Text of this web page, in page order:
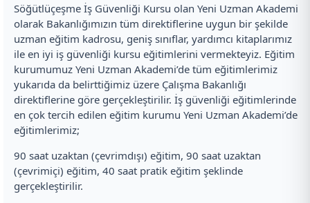
Söğütlüçeşme İş Güvenliği Kursu olan Yeni Uzman Akademi
olarak Bakanlığımızın tüm direktiflerine uygun bir şekilde
uzman eğitim kadrosu, geniş sınıflar, yardımcı kitaplarımız
ile en iyi iş güvenliği kursu eğitimlerini vermekteyiz. Eğitim
kurumumuz Yeni Uzman Akademi’de tüm eğitimlerimiz
yukarıda da belirttiğimiz üzere Çalışma Bakanlığı
direktiflerine göre gerçekleştirilir. İş güvenliği eğitimlerinde
en çok tercih edilen eğitim kurumu Yeni Uzman Akademi’de
eğitimlerimiz;
90 saat uzaktan (çevrimdışı) eğitim, 90 saat uzaktan
(çevrimiçi) eğitim, 40 saat pratik eğitim şeklinde
gerçekleştirilir.